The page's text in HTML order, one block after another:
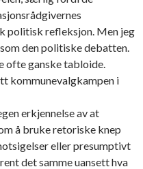
politisk refleksjon. Men jeg
den politiske debatten.
ofte ganske tabloide.
kommunevalgkampen i
erkjennelse av at
å bruke retoriske knep
eller presumptivt
det samme uansett hva